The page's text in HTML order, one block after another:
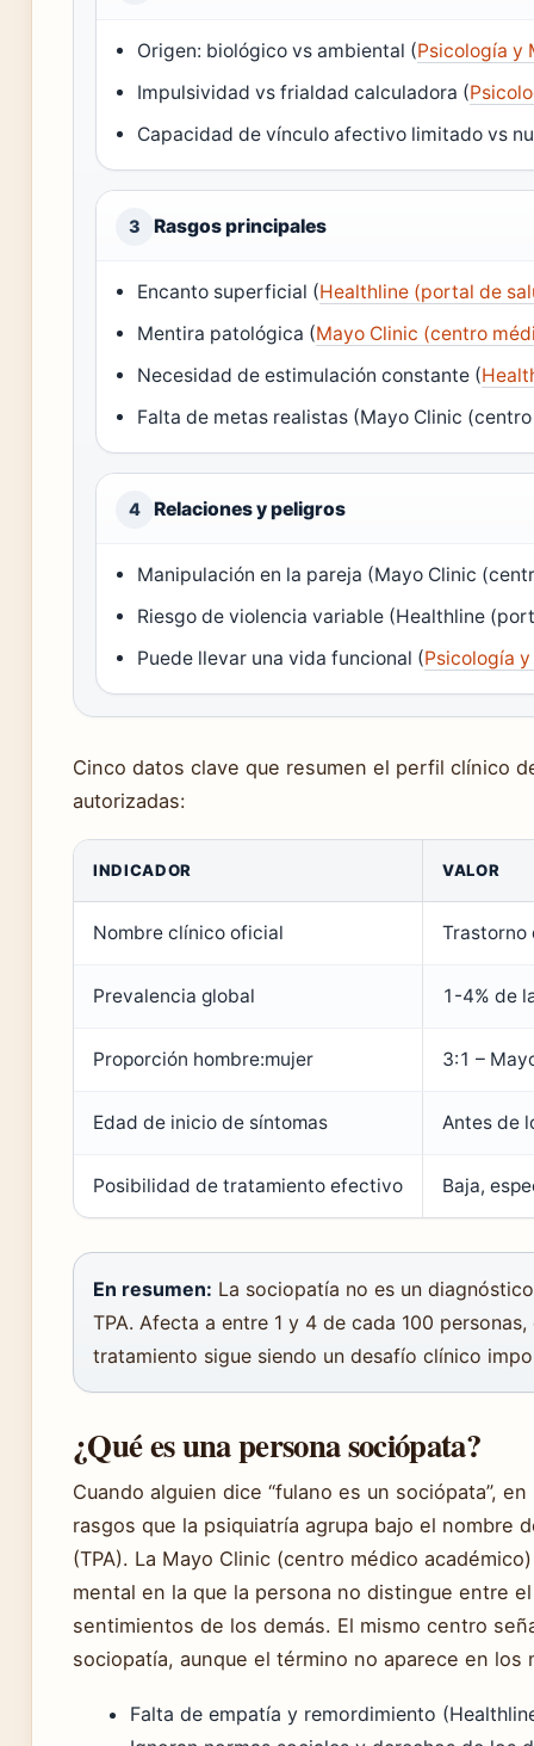
Origen: biológico vs ambiental (Psicología y
Impulsividad vs frialdad calculadora (
Capacidad de vínculo afectivo limitado vs
3 Rasgos principales
Encanto superficial (Healthline (portal de
Mentira patológica (Mayo Clinic (centro
Necesidad de estimulación constante (
Falta de metas realistas (Mayo Clinic
4 Relaciones y peligros
Manipulación en la pareja (Mayo Clinic
Riesgo de violencia variable (Healthline
Puede llevar una vida funcional (Psicología
Cinco datos clave que resumen el perfil clínico
autorizadas:
INDICADOR VALOR
Nombre clínico oficial Trastorno
Prevalencia global 1-4% de
Proporción hombre:mujer 3:1 –
Edad de inicio de síntomas Antes de
Posibilidad de tratamiento efectivo Baja,
En resumen: La sociopatía no es un
TPA. Afecta a entre 1 y 4 de cada 100
tratamiento sigue siendo un desafío clínico
¿Qué es una persona sociópata?
Cuando alguien dice “fulano es un sociópata”,
rasgos que la psiquiatría agrupa bajo el nombre
(TPA). La Mayo Clinic (centro médico
mental en la que la persona no distingue entre
sentimientos de los demás. El mismo centro
sociopatía, aunque el término no aparece en los
Falta de empatía y remordimiento